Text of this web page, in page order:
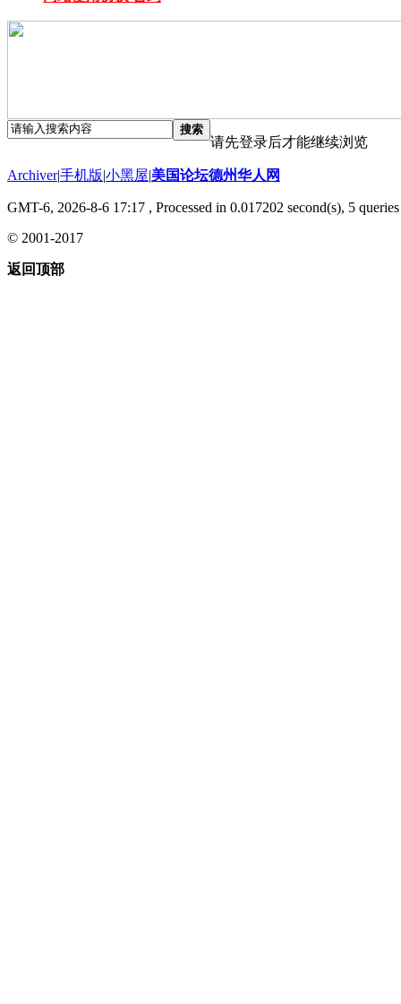
搜索
请先登录后才能继续浏览
Archiver|手机版|小黑屋|美国论坛德州华人网
GMT-6, 2026-8-6 17:17 , Processed in 0.017202 second(s), 5
© 2001-2017
返回顶部